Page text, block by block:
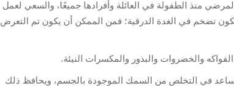
منذ الطفولة في العائلة وأفرادها جميعًا، والسعي لعمل
تضخم في الغدة الدرقية؛ فمن الممكن أن يكون تم التعرض
والخضروات والبذور والمكسرات النيئة.
في التخلص من السمك الموجودة بالجسم، ويحافظ ذلك